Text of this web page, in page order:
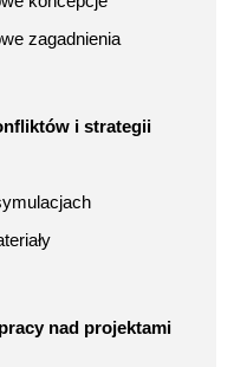
zagadnienia
i strategii
nad projektami